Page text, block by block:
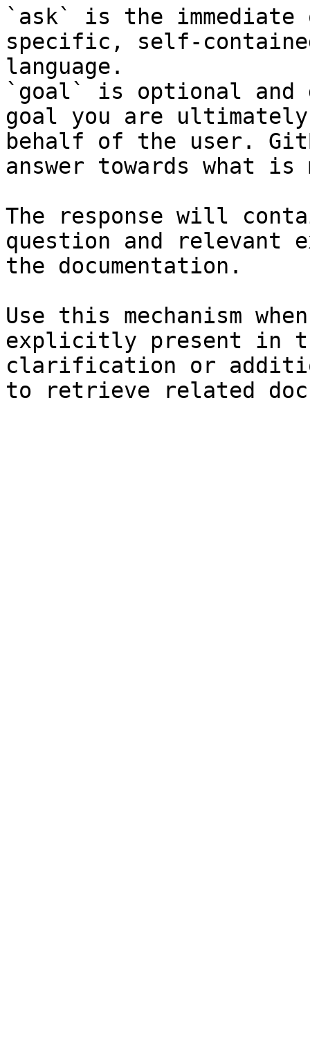
`ask` is the
specific, self-
language.
`goal` is optional and
goal you are
behalf of the user.
answer towards what
The response will
question and relevant
the documentation.
Use this mechanism
explicitly present in
clarification or